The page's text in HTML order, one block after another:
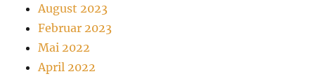
August 2023
Februar 2023
Mai 2022
April 2022